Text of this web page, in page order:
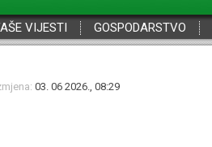
VIJESTI GOSPODARSTVO
03. 06 2026., 08:29